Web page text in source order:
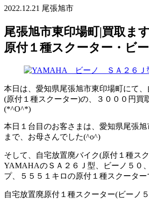
2022.12.21 尾張旭市
尾張旭市東印場町|買取ま
原付１種スクーター・ビ
本日は、愛知県尾張旭市東印場町にて
(原付１種スクーター)の、３０００円買
(*^O^*)
本日１台目のお客さまは、愛知県尾張旭
まで、お母さんでした(^o^)
そして、自宅放置廃バイク(原付１種ス
YAMAHAのＳＡ２６Ｊ型、ビーノ５０
プ、５５５１キロの原付１種スクーター
自宅放置廃原付１種スクーター(ビーノ